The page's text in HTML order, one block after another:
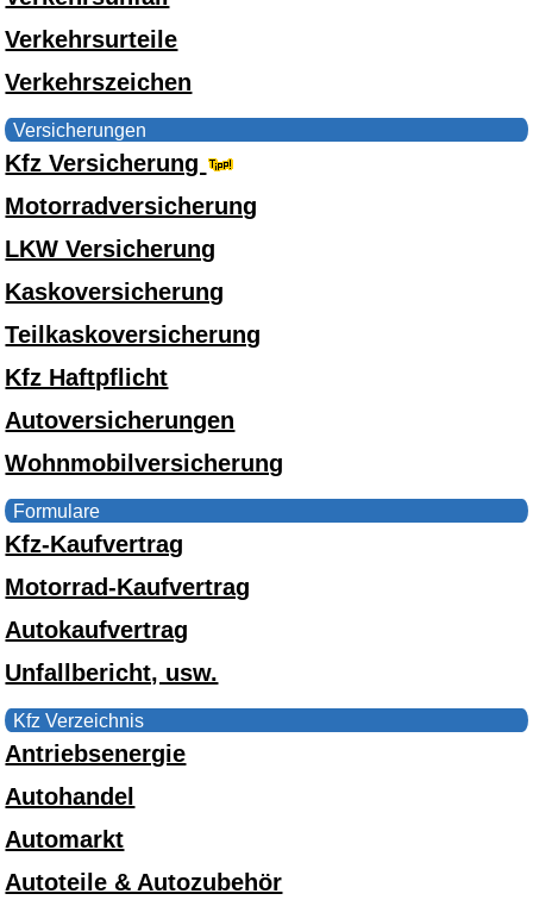
Verkehrsurteile
Verkehrszeichen
Versicherungen
Kfz Versicherung
Motorradversicherung
LKW Versicherung
Kaskoversicherung
Teilkaskoversicherung
Kfz Haftpflicht
Autoversicherungen
Wohnmobilversicherung
Formulare
Kfz-Kaufvertrag
Motorrad-Kaufvertrag
Autokaufvertrag
Unfallbericht, usw.
Kfz Verzeichnis
Antriebsenergie
Autohandel
Automarkt
Autoteile & Autozubehör